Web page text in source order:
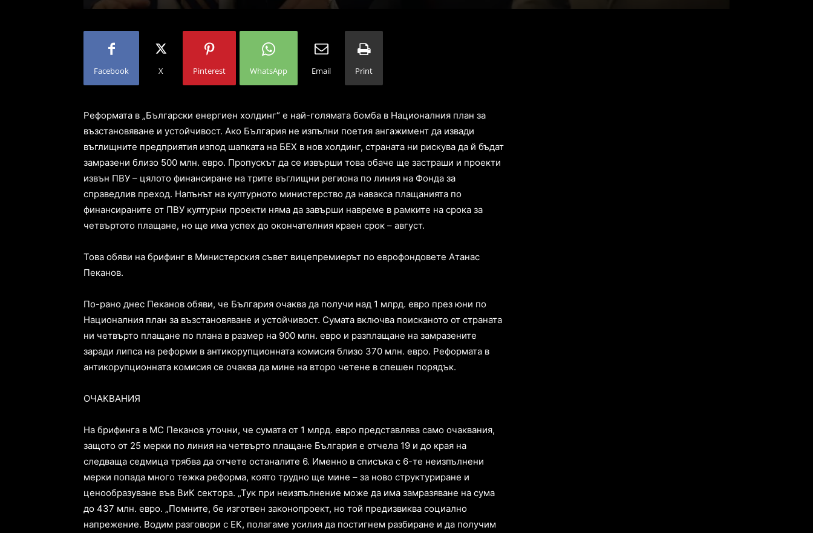
Facebook X Pinterest WhatsApp Email Print
Реформата в „Български енергиен холдинг“ е най-голямата бомба в Националния план за
възстановяване и устойчивост. Ако България не изпълни поетия ангажимент да извади
въглищните предприятия изпод шапката на БЕХ в нов холдинг, страната ни рискува да й бъдат
замразени близо 500 млн. евро. Пропускът да се извърши това обаче ще застраши и проекти
извън ПВУ – цялото финансиране на трите въглищни региона по линия на Фонда за
справедлив преход. Напънът на културното министерство да навакса плащанията по
финансираните от ПВУ културни проекти няма да завърши навреме в рамките на срока за
четвъртото плащане, но ще има успех до окончателния краен срок – август.
Това обяви на брифинг в Министерския съвет вицепремиерът по еврофондовете Атанас
Пеканов.
По-рано днес Пеканов обяви, че България очаква да получи над 1 млрд. евро през юни по
Националния план за възстановяване и устойчивост. Сумата включва поисканото от страната
ни четвърто плащане по плана в размер на 900 млн. евро и разплащане на замразените
заради липса на реформи в антикорупционната комисия близо 370 млн. евро. Реформата в
антикорупционната комисия се очаква да мине на второ четене в спешен порядък.
ОЧАКВАНИЯ
На брифинга в МС Пеканов уточни, че сумата от 1 млрд. евро представлява само очаквания,
защото от 25 мерки по линия на четвърто плащане България е отчела 19 и до края на
следваща седмица трябва да отчете останалите 6. Именно в списъка с 6-те неизпълнени
мерки попада много тежка реформа, която трудно ще мине – за ново структуриране и
ценообразуване във ВиК сектора. „Тук при неизпълнение може да има замразяване на сума
до 437 млн. евро. „Помните, бе изготвен законопроект, но той предизвиква социално
напрежение. Водим разговори с ЕК, полагаме усилия да постигнем разбиране и да получим